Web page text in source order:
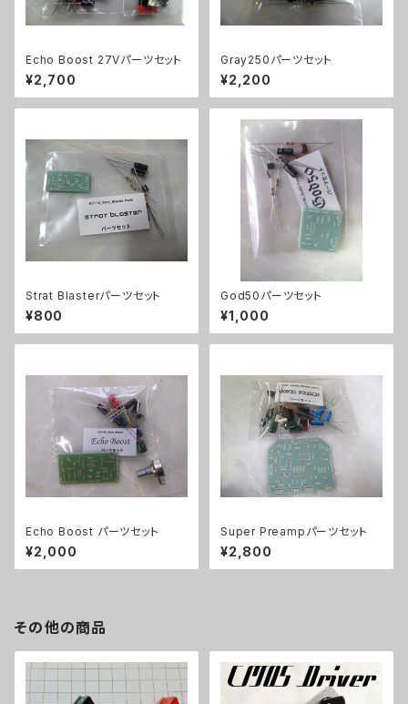
Echo Boost 27Vパーツセット
¥2,700
Gray250パーツセット
¥2,200
Strat Blasterパーツセット
¥800
God50パーツセット
¥1,000
Echo Boost パーツセット
¥2,000
Super Preampパーツセット
¥2,800
その他の商品